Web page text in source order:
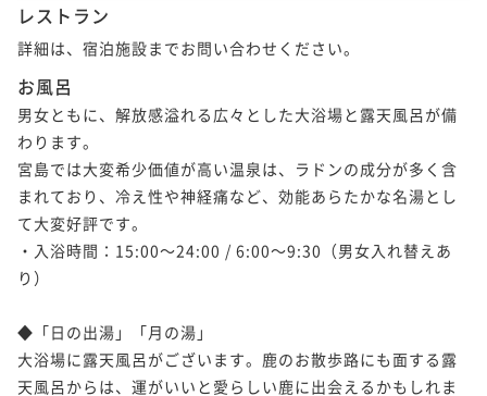
レストラン
詳細は、宿泊施設までお問い合わせください。
お風呂
男女ともに、解放感溢れる広々とした大浴場と露天風呂が備
わります。
宮島では大変希少価値が高い温泉は、ラドンの成分が多く含
まれており、冷え性や神経痛など、効能あらたかな名湯とし
て大変好評です。
・入浴時間：15:00～24:00 / 6:00～9:30（男女入れ替えあ
り）
◆「日の出湯」「月の湯」
大浴場に露天風呂がございます。鹿のお散歩路にも面する露
天風呂からは、運がいいと愛らしい鹿に出会えるかもしれま